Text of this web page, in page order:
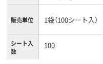
販売単位 1袋（100シート入）
シート入
数
100